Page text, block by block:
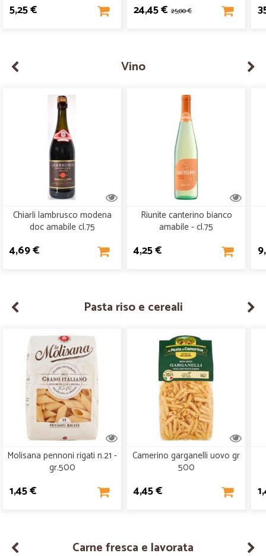
5,25 € 24,45 € 25,00 €
Vino
Chiarli lambrusco modena
doc amabile cl.75
4,69 €
Riunite canterino bianco
amabile - cl.75
4,25 €
Pasta riso e cereali
Molisana pennoni rigati n.21 -
gr.500
1,45 €
Camerino garganelli uovo gr
500
4,45 €
Carne fresca e lavorata